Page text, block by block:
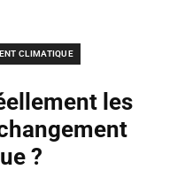
CLIMATIQUE
les
?